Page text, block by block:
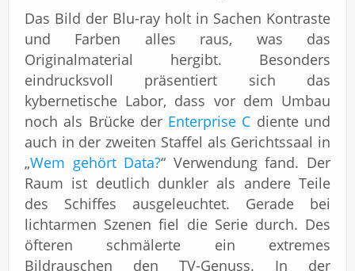
Das Bild der Blu-ray holt in Sachen Kontraste
und Farben alles raus, was das
Originalmaterial hergibt. Besonders
eindrucksvoll präsentiert sich das
kybernetische Labor, dass vor dem Umbau
noch als Brücke derEnterprise C diente und
auch in der zweiten Staffel als Gerichtssaal in
„Wem gehört Data?“ Verwendung fand. Der
Raum ist deutlich dunkler als andere Teile
des Schiffes ausgeleuchtet. Gerade bei
lichtarmen Szenen fiel die Serie durch. Des
öfteren schmälerte ein extremes
Bildrauschen den TV-Genuss. In der